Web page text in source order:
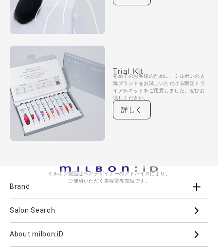
Trial Kit
初めてのお客様のために、ミルボンの人
気ブランドをお試しいただける限定トラ
イアルキットをご用意しました。ぜひお
試しください。
詳しく
ミルボン製品はヘアデザイナーのアドバイスにより、
ご使用いただく美容室専売品です。
Brand
Aujua milbon
Salon Search
About milbon:iD